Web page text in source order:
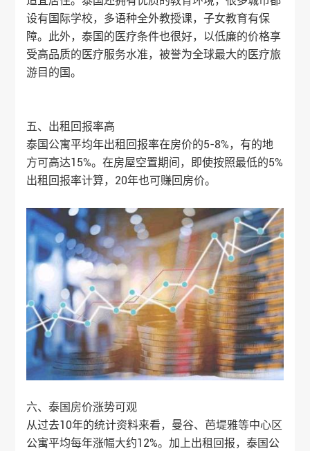
设有国际学校，多语种全外教授课，子女教育有保
障。此外，泰国的医疗条件也很好，以低廉的价格享
受高品质的医疗服务水准，被誉为全球最大的医疗旅
游目的国。
五、出租回报率高
泰国公寓平均年出租回报率在房价的5-8%，有的地
方可高达15%。在房屋空置期间，即使按照最低的5%
出租回报率计算，20年也可赚回房价。
六、泰国房价涨势可观
从过去10年的统计资料来看，曼谷、芭堤雅等中心区
公寓平均每年涨幅大约12%。加上出租回报，泰国公